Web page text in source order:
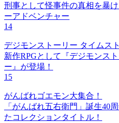
刑事として怪事件の真相を暴
ーアドベンチャー
14
デジモンストーリー タイムス
新作RPGとして『デジモンス
ー』が登場！
15
がんばれゴエモン大集合！
「がんばれ五右衛門」誕生40
たコレクションタイトル！